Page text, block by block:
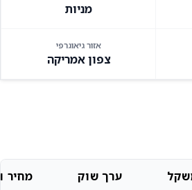
מניות
אזור גיאוגרפי
צפון אמריקה
ערך שוק מחיר